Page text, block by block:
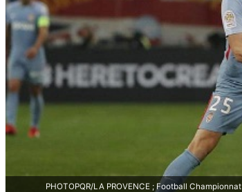
©PHOTOPQR/LA PROVENCE ; Football